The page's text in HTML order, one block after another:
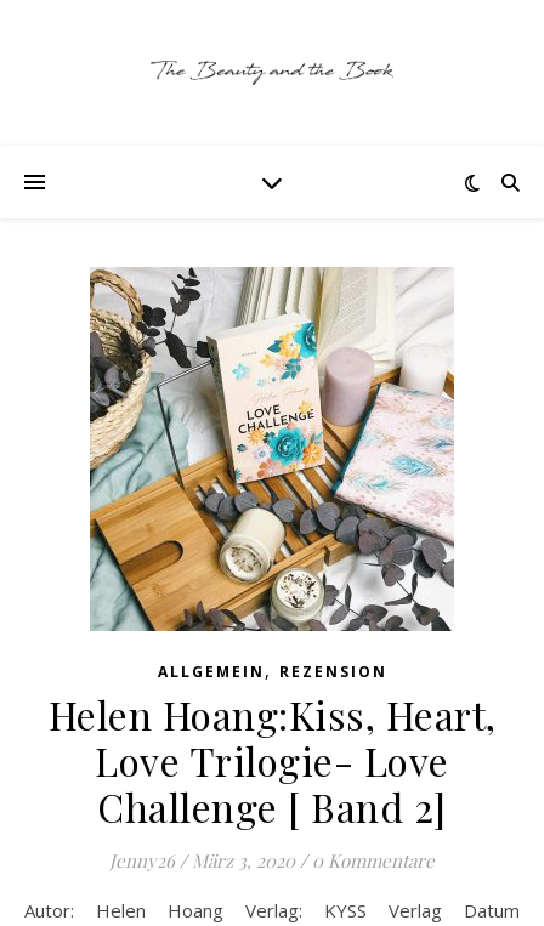
ALLGEMEIN , REZENSION
Helen Hoang:Kiss, Heart,
Love Trilogie- Love
Challenge [ Band 2]
Jenny26 / März 3, 2020 / 0 Kommentare
Autor: Helen Hoang Verlag: KYSS Verlag Datum